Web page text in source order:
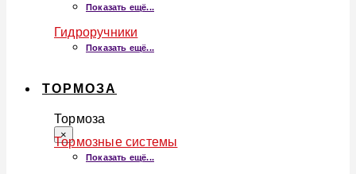
Показать ещё...
Гидроручники
Показать ещё...
ТОРМОЗА
Тормоза
×
Тормозные системы
Показать ещё...